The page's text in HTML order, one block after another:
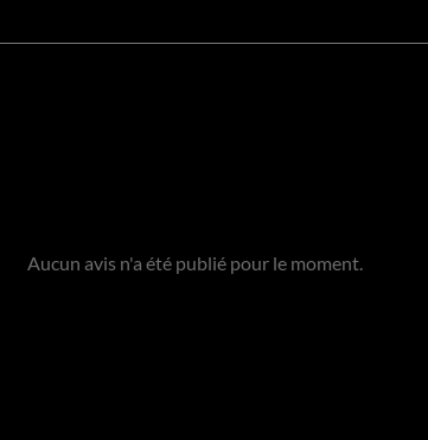
Aucun avis n'a été publié pour le moment.